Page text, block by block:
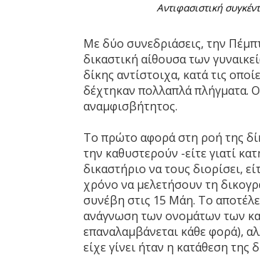
Αντιφασιστική
Με δύο συνεδριάσεις, την
δικαστική αίθουσα των
δίκης αντίστοιχα, κατά τις
δέχτηκαν πολλαπλά πλήγματα.
αναμφισβήτητος.
Το πρώτο αφορά στη ροή της
την καθυστερούν -είτε γιατί
δικαστήριο να τους διορίσει,
χρόνο να μελετήσουν τη
συνέβη στις 15 Μάη. Το
ανάγνωση των ονομάτων των
επαναλαμβάνεται κάθε φορά),
είχε γίνει ήταν η κατάθεση